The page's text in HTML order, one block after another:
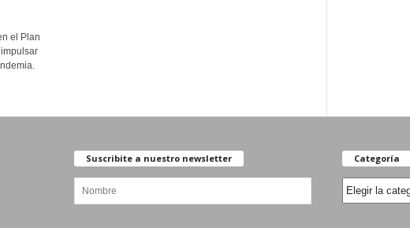
el Plan
Suscribite a nuestro newsletter Categoría
Categoría